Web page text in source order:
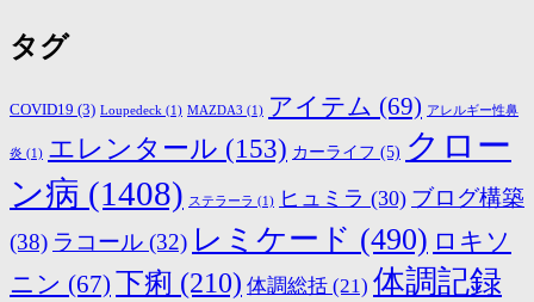
タグ
COVID19 (3) Loupedeck (1) MAZDA3 (1) アイテム (69) アレルギー性鼻
炎 (1) エレンタール (153) カーライフ (5) クロー
ン病 (1408) ステラーラ (1) ヒュミラ (30) ブログ構築
(38) ラコール (32) レミケード (490) ロキソ
ニン (67) 下痢 (210) 体調総括 (21) 体調記録